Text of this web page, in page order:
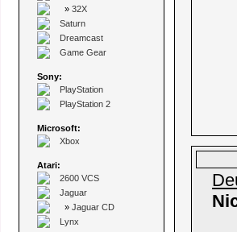
» 32X
Saturn
Dreamcast
Game Gear
Sony:
PlayStation
PlayStation 2
Microsoft:
Xbox
Atari:
2600 VCS
Jaguar
» Jaguar CD
Lynx